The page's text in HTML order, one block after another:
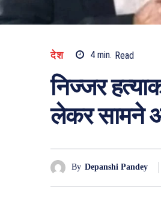
देश 4 min. Read
निज्जर
लेकर सामने
By Depanshi Pandey